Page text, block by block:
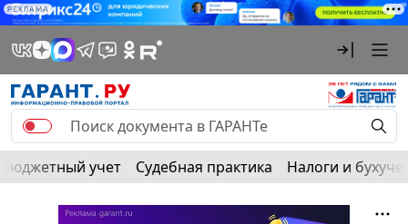
РЕКЛАМА
Бюджетный учет Судебная практика Налоги и